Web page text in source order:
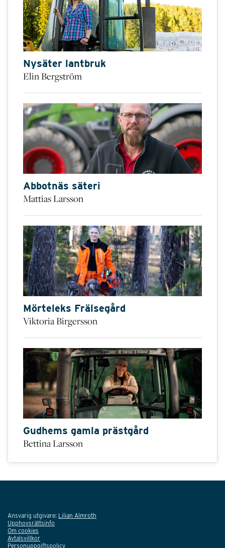
Nysäter lantbruk
Elin Bergström
Abbotnäs säteri
Mattias Larsson
Mörteleks Frälsegård
Viktoria Birgersson
Gudhems gamla prästgård
Bettina Larsson
Ansvarig utgivare: Lilian Almroth
Upphovsrättsinfo
Om cookies
Avtalsvillkor
Personuppgiftspolicy